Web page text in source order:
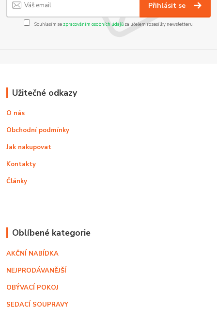
Přihlásit se
Souhlasím se zpracováním osobních údajůza účelem rozesílky newsletteru.
Užitečné odkazy
O nás
Obchodní podmínky
Jak nakupovat
Kontakty
Články
Oblíbené kategorie
AKČNÍ NABÍDKA
NEJPRODÁVANĚJŠÍ
OBÝVACÍ POKOJ
SEDACÍ SOUPRAVY